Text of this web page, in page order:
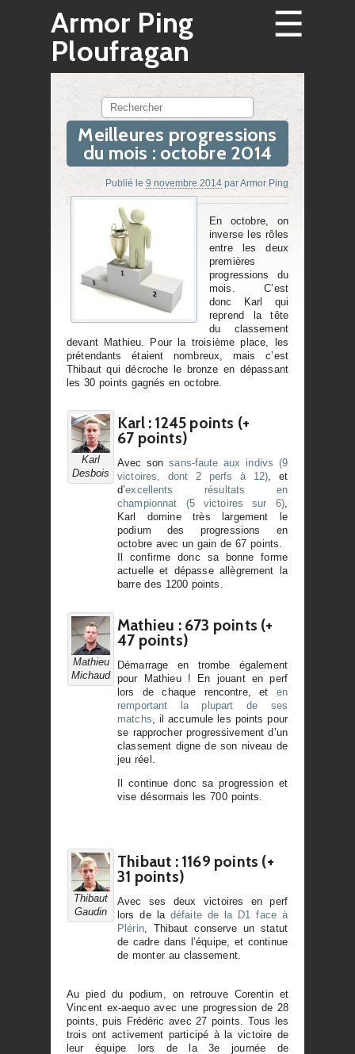
Armor Ping
Ploufragan
☰
Rechercher
Meilleures progressions
du mois : octobre 2014
Publié le 9 novembre 2014 parArmor Ping
En octobre, on
inverse les rôles
entre les deux
premières
progressions du
mois. C’est
donc Karl qui
reprend la tête
du classement
devant Mathieu. Pour la troisième place, les
prétendants étaient nombreux, mais c’est
Thibaut qui décroche le bronze en dépassant
les 30 points gagnés en octobre.
Karl
Desbois
Karl : 1245 points (+
67 points)
Avec sonsans-faute aux indivs (9
victoires, dont 2 perfs à 12) , et
d’excellents résultats en
championnat (5 victoires sur 6),
Karl domine très largement le
podium des progressions en
octobre avec un gain de 67 points.
Il confirme donc sa bonne forme
actuelle et dépasse allègrement la
barre des 1200 points.
Mathieu
Michaud
Mathieu : 673 points (+
47 points)
Démarrage en trombe également
pour Mathieu ! En jouant en perf
lors de chaque rencontre, et en
remportant la plupart de ses
matchs , il accumule les points pour
se rapprocher progressivement d’un
classement digne de son niveau de
jeu réel.
Il continue donc sa progression et
vise désormais les 700 points.
Thibaut
Gaudin
Thibaut : 1169 points (+
31 points)
Avec ses deux victoires en perf
lors de la défaite de la D1 face à
Plérin, Thibaut conserve un statut
de cadre dans l’équipe, et continue
de monter au classement.
Au pied du podium, on retrouve Corentin et
Vincent ex-aequo avec une progression de 28
points, puis Frédéric avec 27 points. Tous les
trois ont activement participé à la victoire de
leur équipe lors de la 3e journée de